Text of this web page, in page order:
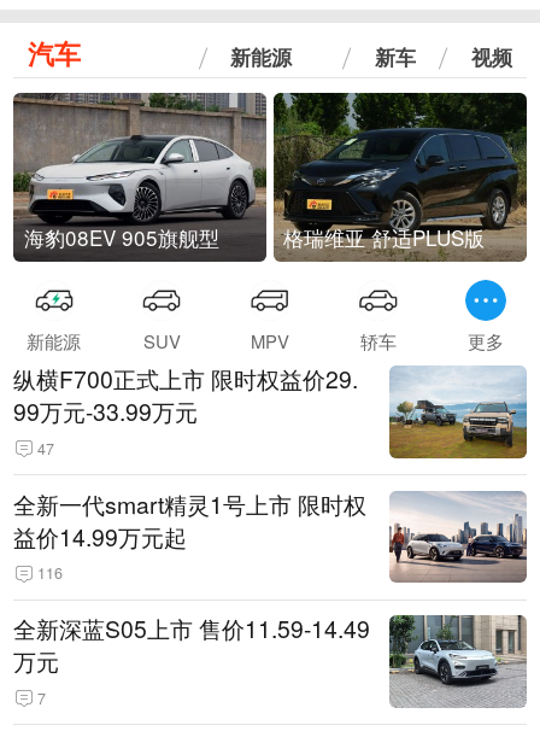
汽车 新能源 新车 视频
海豹08EV 905旗舰型 格瑞维亚 舒适PLUS版
新能源 SUV MPV 轿车 更多
纵横F700正式上市 限时权益价29.
99万元-33.99万元
47
全新一代smart精灵1号上市 限时权
益价14.99万元起
116
全新深蓝S05上市 售价11.59-14.49
万元
7